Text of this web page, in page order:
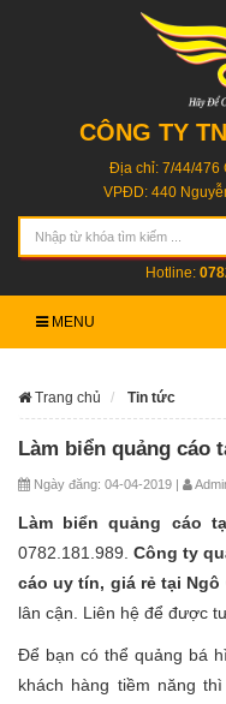
CÔNG TY
Địa chỉ: 7/44/476
VPĐD: 440
Hotline:
MENU
Trang chủ Tin tức
Làm biển quảng cáo
Ngày đăng: 04-04-2019 |
Làm biển quảng cáo
0782.181.989.Công ty
cáo uy tín, giá rẻ tại Ngô
lân cận. Liên hệ để được
Để bạn có thể quảng bá
khách hàng tiềm năng